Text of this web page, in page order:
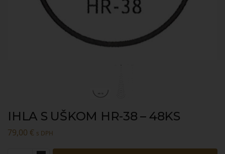
IHLA S UŠKOM HR-38 – 48KS
79,00 € s DPH